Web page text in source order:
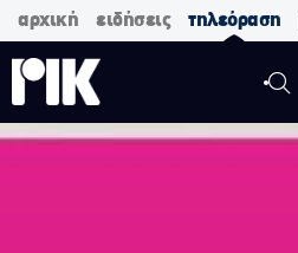
αρχική ειδήσεις τηλεόραση